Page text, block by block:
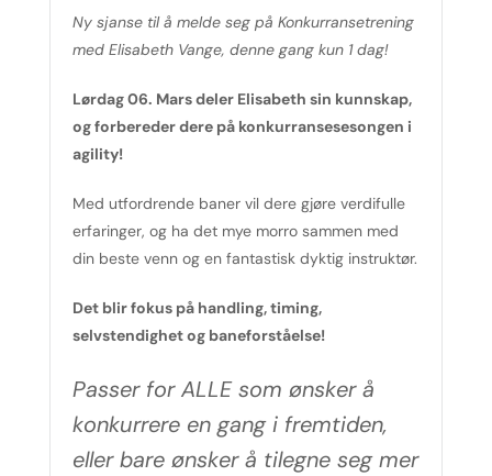
Ny sjanse til å melde seg på Konkurransetrening
med Elisabeth Vange, denne gang kun 1 dag!
Lørdag 06. Mars deler Elisabeth sin kunnskap,
og forbereder dere på konkurransesesongen i
agility!
Med utfordrende baner vil dere gjøre verdifulle
erfaringer, og ha det mye morro sammen med
din beste venn og en fantastisk dyktig instruktør.
Det blir fokus på handling, timing,
selvstendighet og baneforståelse!
Passer for ALLE som ønsker å
konkurrere en gang i fremtiden,
eller bare ønsker å tilegne seg mer